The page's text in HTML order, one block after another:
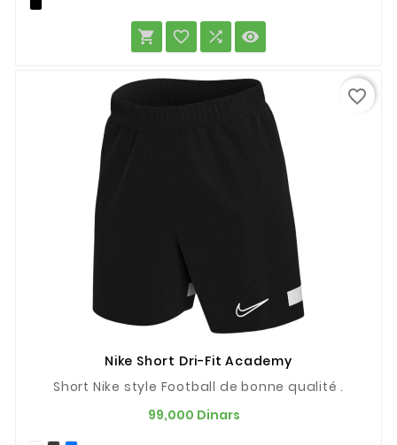
   
Nike Short Dri-Fit Academy
Short Nike style Football de bonne qualité .
99,000 Dinars
favorite_border